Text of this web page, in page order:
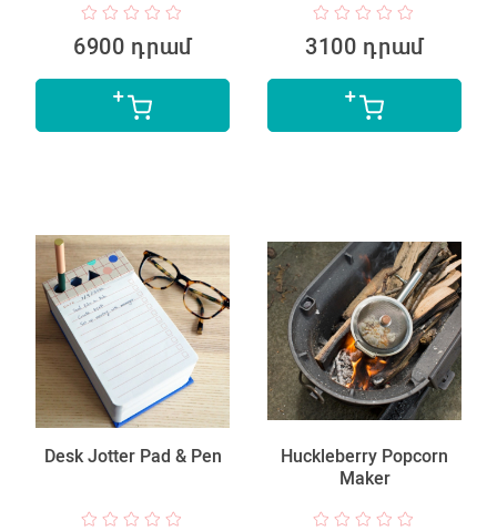
6900 դրամ 3100 դրամ
Desk Jotter Pad & Pen
Huckleberry Popcorn
Maker